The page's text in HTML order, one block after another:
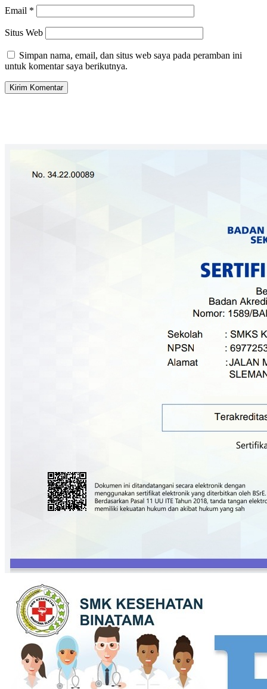
Email *
Situs Web
Simpan nama, email, dan situs web saya pada peramban ini
untuk komentar saya berikutnya.